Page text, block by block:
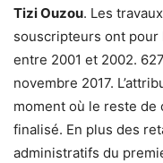
Tizi Ouzou. Les
souscripteurs ont
entre 2001 et 2002.
novembre 2017.
moment où le reste de
finalisé. En plus des
administratifs du